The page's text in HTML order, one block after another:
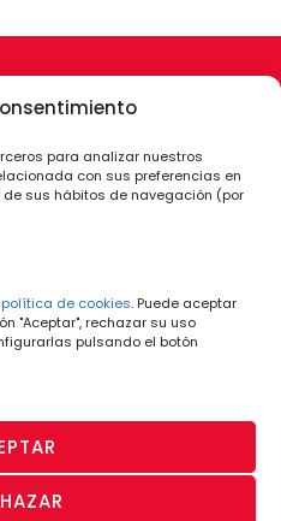
para analizar nuestros
con sus preferencias en
sus hábitos de navegación (por
política de cookies. Puede aceptar
"Aceptar", rechazar su uso
pulsando el botón